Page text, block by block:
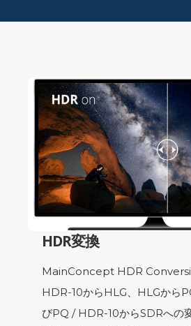
HDR変換
MainConcept HDR
HDR-10からHLG、HLGから
びPQ / HDR-10からSDRへの